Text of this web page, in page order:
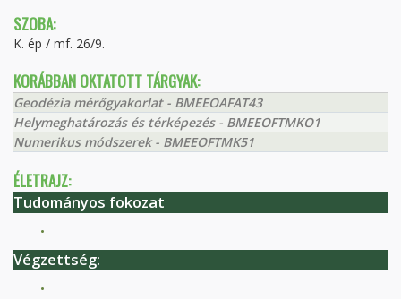
SZOBA:
K. ép / mf. 26/9.
KORÁBBAN OKTATOTT TÁRGYAK:
Geodézia mérőgyakorlat - BMEEOAFAT43
Helymeghatározás és térképezés - BMEEOFTMKO1
Numerikus módszerek - BMEEOFTMK51
ÉLETRAJZ:
Tudományos fokozat
Végzettség: